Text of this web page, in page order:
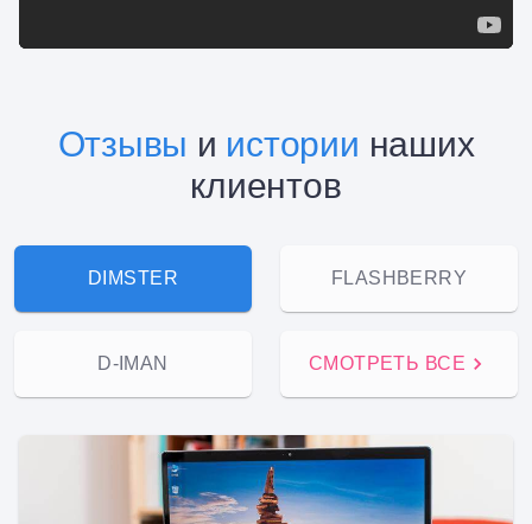
Отзывы и истории наших
клиентов
DIMSTER FLASHBERRY
D-IMAN СМОТРЕТЬ ВСЕ